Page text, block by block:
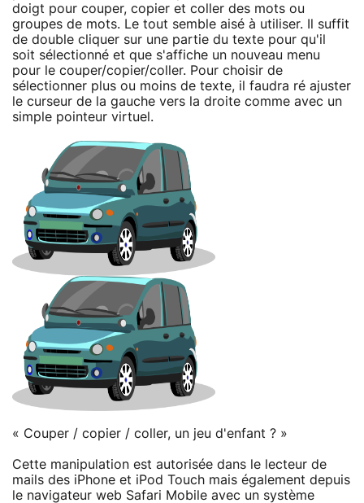
doigt pour couper, copier et coller des mots ou
groupes de mots. Le tout semble aisé à utiliser. Il suffit
de double cliquer sur une partie du texte pour qu'il
soit sélectionné et que s'affiche un nouveau menu
pour le couper/copier/coller. Pour choisir de
sélectionner plus ou moins de texte, il faudra ré ajuster
le curseur de la gauche vers la droite comme avec un
simple pointeur virtuel.
« Couper / copier / coller, un jeu d'enfant ? »
Cette manipulation est autorisée dans le lecteur de
mails des iPhone et iPod Touch mais également depuis
le navigateur web Safari Mobile avec un système